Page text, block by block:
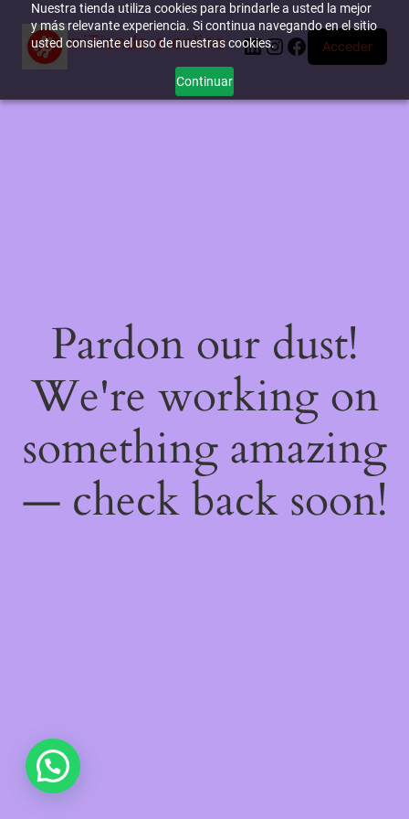
Nuestra tienda utiliza cookies para brindarle a usted la mejor
y más relevante experiencia. Si continua navegando en el sitio
usted consiente el uso de nuestras cookies.
Continuar
miTienda-e.online LinkedIn
Instagram
Facebook
Acceder
Pardon our dust!
We're working on
something amazing
— check back soon!